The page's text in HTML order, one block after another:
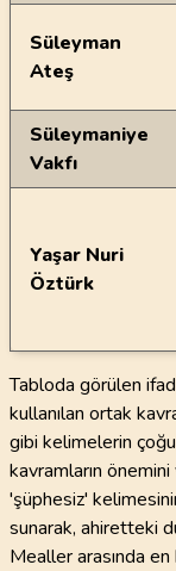
Süleyman
Ateş
Süleymaniye
Vakfı
Yaşar Nuri
Öztürk
Tabloda görülen
kullanılan ortak
gibi kelimelerin
kavramların
'şüphesiz'
sunarak, ahiretteki
Mealler arasında en